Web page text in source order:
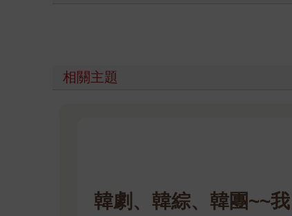
相關主題
韓劇、韓綜、韓團~~我